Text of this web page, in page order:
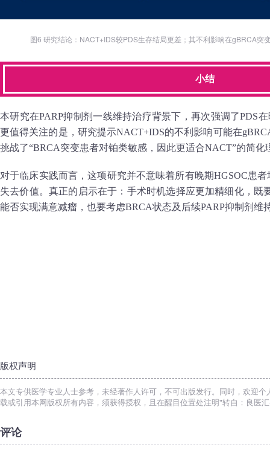
图6 研究结论：NACT+IDS较PDS生存结局更差；其不利影响在gBRCA突
小结
本研究在PARP抑制剂一线维持治疗背景下，再次强调了PDS
更值得关注的是，研究提示NACT+IDS的不利影响可能在
挑战了“BRCA突变患者对铂类敏感，因此更适合NACT”的简化
对于临床实践而言，这项研究并不意味着所有晚期HGSOC患
失去价值。真正的启示在于：手术时机选择应更加精细化，既
能否实现满意减瘤，也要考虑BRCA状态及后续PARP抑制剂维
版权声明
本文专供医学专业人士参考，未经著作人许可，不可出版发行。同时，欢迎
载或引用本网版权所有内容，须获得授权，且在醒目位置处注明"转自：良医
评论